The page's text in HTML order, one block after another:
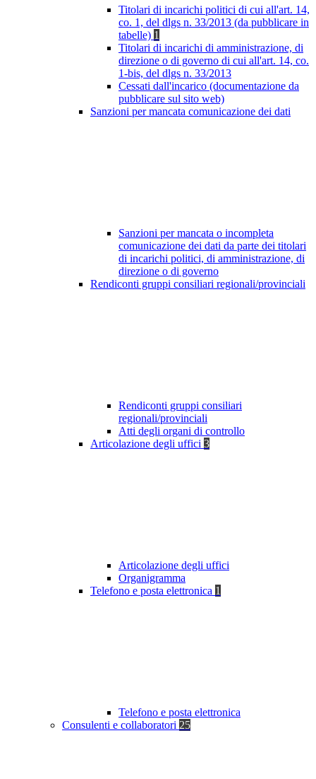
Titolari di incarichi politici di cui all'art. 14,
co. 1, del dlgs n. 33/2013 (da pubblicare in
tabelle) 1
Titolari di incarichi di amministrazione, di
direzione o di governo di cui all'art. 14, co.
1-bis, del dlgs n. 33/2013
Cessati dall'incarico (documentazione da
pubblicare sul sito web)
Sanzioni per mancata comunicazione dei dati
Sanzioni per mancata o incompleta
comunicazione dei dati da parte dei titolari
di incarichi politici, di amministrazione, di
direzione o di governo
Rendiconti gruppi consiliari regionali/provinciali
Rendiconti gruppi consiliari
regionali/provinciali
Atti degli organi di controllo
Articolazione degli uffici 3
Articolazione degli uffici
Organigramma
Telefono e posta elettronica 1
Telefono e posta elettronica
Consulenti e collaboratori 25